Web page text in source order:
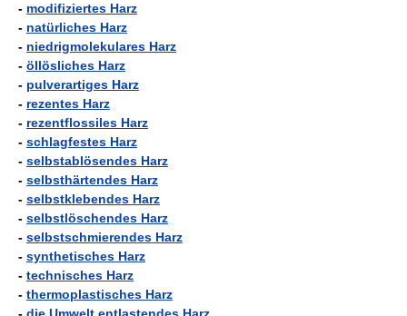
- modifiziertes Harz
- natürliches Harz
- niedrigmolekulares Harz
- öllösliches Harz
- pulverartiges Harz
- rezentes Harz
- rezentflossiles Harz
- schlagfestes Harz
- selbstablösendes Harz
- selbsthärtendes Harz
- selbstklebendes Harz
- selbstlöschendes Harz
- selbstschmierendes Harz
- synthetisches Harz
- technisches Harz
- thermoplastisches Harz